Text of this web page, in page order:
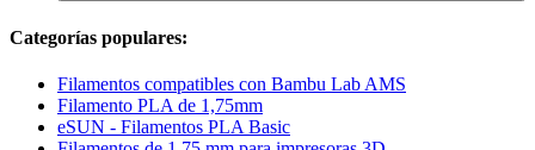
Categorías populares:
Filamentos compatibles con Bambu Lab AMS
Filamento PLA de 1,75mm
eSUN - Filamentos PLA Basic